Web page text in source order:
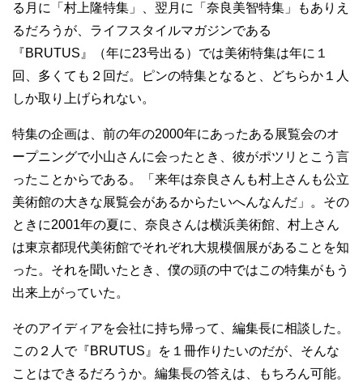
る月に「村上隆特集」、翌月に「奈良美智特集」もありえ
るだろうが、ライフスタイルマガジンである
『BRUTUS』（年に23号出る）では美術特集は年に１
回、多くても２回だ。ピンの特集となると、どちらか１人
しか取り上げられない。
特集の企画は、前の年の2000年にあったある展覧会のオ
ープニングで小山さんに会ったとき、彼がポツリとこう言
ったことからである。「来年は奈良さんも村上さんも公立
美術館の大きな展覧会があるからたいへんなんだ」。その
ときに2001年の夏に、奈良さんは横浜美術館、村上さん
は東京都現代美術館でそれぞれ大規模個展があることを知
った。それを聞いたとき、僕の頭の中ではこの特集がもう
出来上がっていた。
そのアイディアを会社に持ち帰って、編集長に相談した。
この２人で『BRUTUS』を１冊作りたいのだが、そんな
ことはできるだろうか。編集長の答えは、もちろん可能。